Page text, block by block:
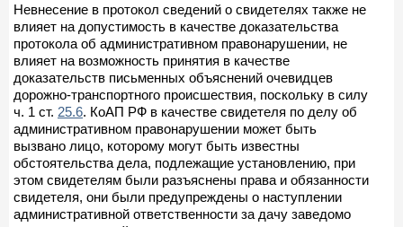
Невнесение в протокол сведений о свидетелях также не
влияет на допустимость в качестве доказательства
протокола об административном правонарушении, не
влияет на возможность принятия в качестве
доказательств письменных объяснений очевидцев
дорожно-транспортного происшествия, поскольку в силу
ч. 1 ст. 25.6. КоАП РФ в качестве свидетеля по делу об
административном правонарушении может быть
вызвано лицо, которому могут быть известны
обстоятельства дела, подлежащие установлению, при
этом свидетелям были разъяснены права и обязанности
свидетеля, они были предупреждены о наступлении
административной ответственности за дачу заведомо